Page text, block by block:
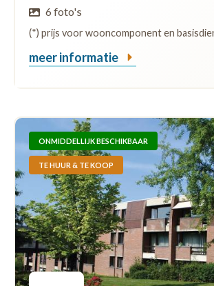
6 foto's
(*) prijs voor wooncomponent en
meer informatie
ONMIDDELLIJK BESCHIKBAAR
TE HUUR & TE KOOP